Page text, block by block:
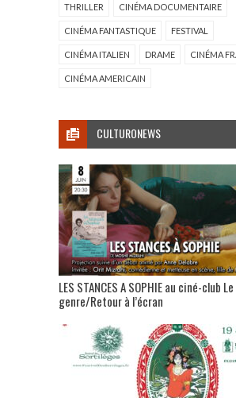
THRILLER CINÉMA DOCUMENTAIRE
CINÉMA FANTASTIQUE FESTIVAL
CINÉMA ITALIEN DRAME CINÉMA
CINÉMA AMERICAIN
CULTURONEWS
LES STANCES A SOPHIE au ciné-club
genre/Retour à l’écran